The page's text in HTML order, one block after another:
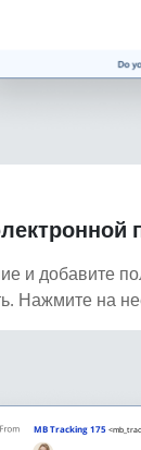
и добавите
Нажмите на
MB Tracking 175